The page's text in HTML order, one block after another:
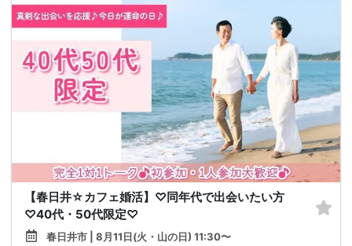
【春日井☆カフェ婚活】♡同年代で出会いたい方
♡40代・50代限定♡
春日井市 | 8月11日(火・山の日) 11:30〜